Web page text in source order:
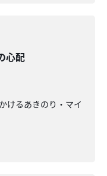
心配
けるあきのり・マイ